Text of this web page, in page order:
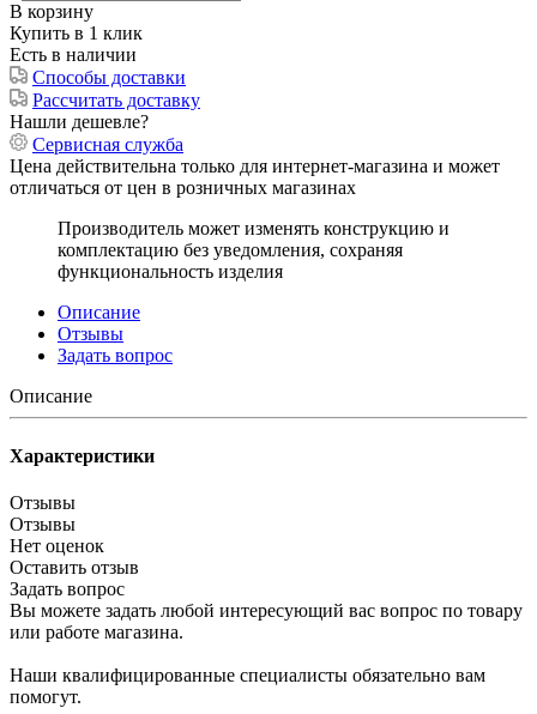
В корзину
Купить в 1 клик
Есть в наличии
Способы доставки
Рассчитать доставку
Нашли дешевле?
Сервисная служба
Цена действительна только для интернет-магазина и может
отличаться от цен в розничных магазинах
Производитель может изменять конструкцию и
комплектацию без уведомления, сохраняя
функциональность изделия
Описание
Отзывы
Задать вопрос
Описание
Характеристики
Отзывы
Отзывы
Нет оценок
Оставить отзыв
Задать вопрос
Вы можете задать любой интересующий вас вопрос по товару
или работе магазина.
Наши квалифицированные специалисты обязательно вам
помогут.